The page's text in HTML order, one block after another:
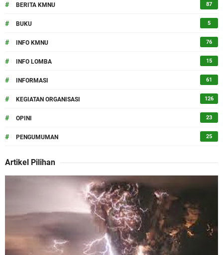
# BERITA KMNU 87
# BUKU 5
# INFO KMNU 76
# INFO LOMBA 15
# INFORMASI 61
# KEGIATAN ORGANISASI 126
# OPINI 23
# PENGUMUMAN 25
Artikel Pilihan